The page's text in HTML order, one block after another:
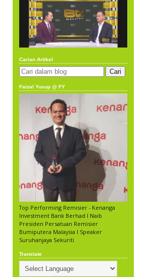
Carian Artikel
Faizal Yusup @ FY
Top Performing Remisier - Kenanga
Investment Bank Berhad l Naib
Presiden Persatuan Remisier
Bumiputera Malaysia l Speaker
Suruhanjaya Sekuriti
Translate